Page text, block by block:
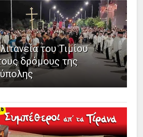
του Τιμίου
δρόμους της